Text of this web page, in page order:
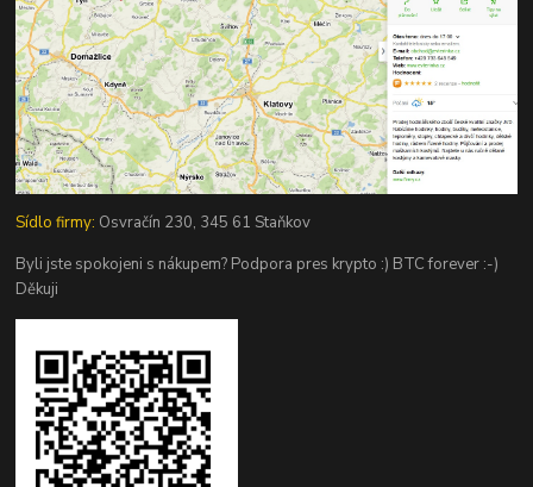
Sídlo firmy: Osvračín 230, 345 61 Staňkov
Byli jste spokojeni s nákupem? Podpora pres krypto :) BTC forever :-)
Děkuji